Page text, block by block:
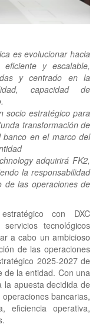
es evolucionar hacia
y escalable,
y centrado en la
capacidad de
socio estratégico para
transformación de
en el marco del
adquirirá FK2,
la responsabilidad
de las operaciones de
con DXC
tecnológicos
a cabo un ambicioso
de las operaciones
2025-2027 de
de la entidad. Con una
apuesta decidida de
bancarias,
eficiencia operativa,